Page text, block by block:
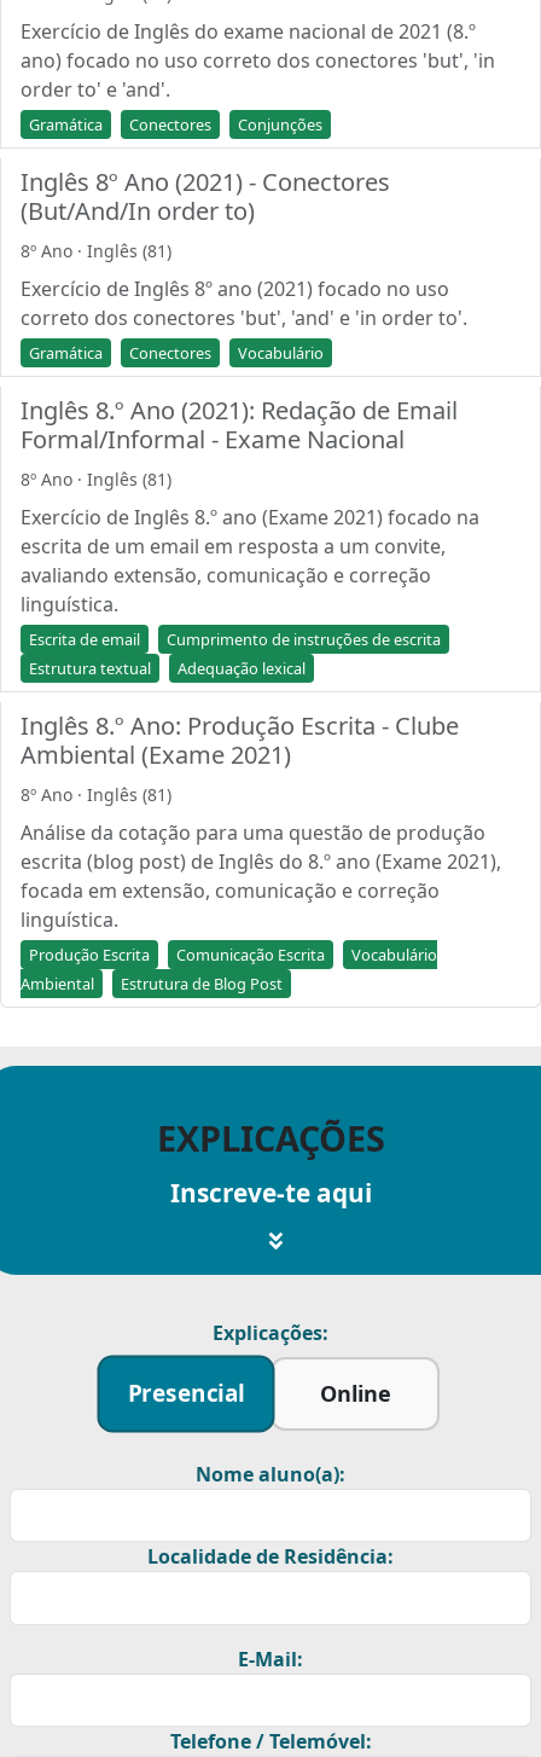
Exercício de Inglês do exame nacional de 2021 (8.º
ano) focado no uso correto dos conectores 'but', 'in
order to' e 'and'.
Gramática Conectores Conjunções
Inglês 8º Ano (2021) - Conectores
(But/And/In order to)
8º Ano · Inglês (81)
Exercício de Inglês 8º ano (2021) focado no uso
correto dos conectores 'but', 'and' e 'in order to'.
Gramática Conectores Vocabulário
Inglês 8.º Ano (2021): Redação de Email
Formal/Informal - Exame Nacional
8º Ano · Inglês (81)
Exercício de Inglês 8.º ano (Exame 2021) focado na
escrita de um email em resposta a um convite,
avaliando extensão, comunicação e correção
linguística.
Escrita de email
Cumprimento de instruções de escrita
Estrutura textual
Adequação lexical
Inglês 8.º Ano: Produção Escrita - Clube
Ambiental (Exame 2021)
8º Ano · Inglês (81)
Análise da cotação para uma questão de produção
escrita (blog post) de Inglês do 8.º ano (Exame 2021),
focada em extensão, comunicação e correção
linguística.
Produção Escrita Comunicação Escrita
Vocabulário
Ambiental
Estrutura de Blog Post
EXPLICAÇÕES
Inscreve-te aqui
Explicações:
Presencial Online
Nome aluno(a):
Localidade de Residência:
E-Mail:
Telefone / Telemóvel: